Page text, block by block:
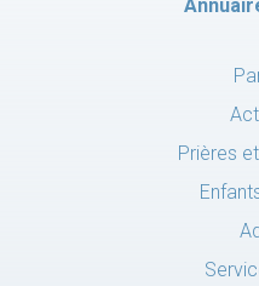
Prières